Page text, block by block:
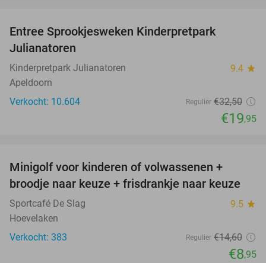
Entree Sprookjesweken Kinderpretpark
Julianatoren
Kinderpretpark Julianatoren 9.4 star
Apeldoorn
Verkocht: 10.604
Regulier €32,50
€19,95
Minigolf voor kinderen of volwassenen +
broodje naar keuze + frisdrankje naar keuze
Sportcafé De Slag 9.5 star
Hoevelaken
Verkocht: 383
Regulier €14,60
€8,95